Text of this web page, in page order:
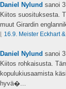
Daniel Nylund sanoi
Kiitos suosituksesta.
muut Girardin
⌊ 16.9. Meister Eckhart
Daniel Nylund sanoi
Kiitos rohkaisusta.
kopulukiusaamista
hyvä�...